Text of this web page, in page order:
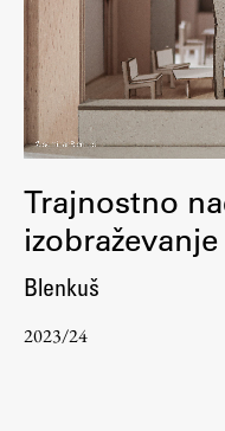
Zaključek študija
Mednarodne
Študijske prakse
Spletna učilnica
ŠIS (SI)
ŠIS (EN)
Aktualno
Trajnostno
Blenkuš
2023/24